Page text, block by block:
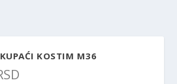
KOSTIM M36